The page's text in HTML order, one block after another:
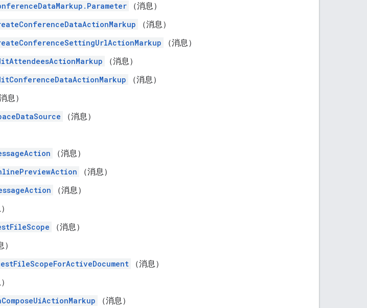
（消息）
（消息）
（消息）
（消息）
（消息）
息）
（消息）
（消息）
（消息）
（消息）
（消息）
）
（消息）
（消息）